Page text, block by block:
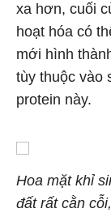
xa hơn, cuối
hoạt hóa có
mới hình
tùy thuộc vào
protein này.
Hoa mặt khỉ
đất rất cằn